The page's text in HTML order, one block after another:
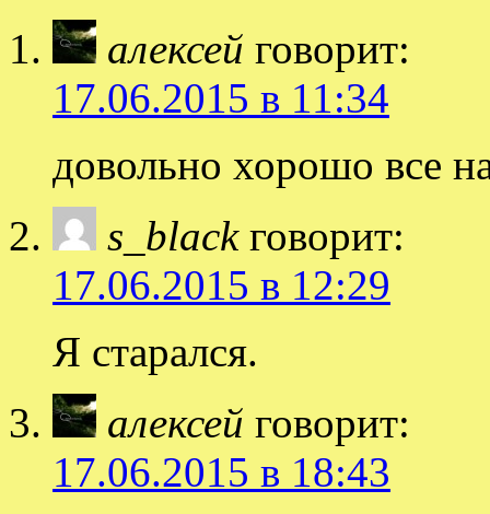
алексей говорит:
17.06.2015 в 11:34
довольно хорошо все
s_black говорит:
17.06.2015 в 12:29
Я старался.
алексей говорит:
17.06.2015 в 18:43